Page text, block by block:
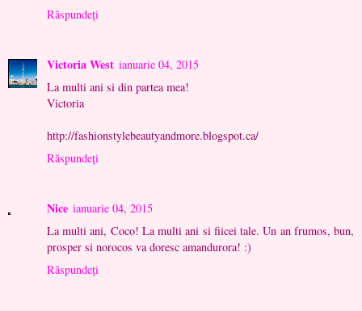
Răspundeți
Victoria West ianuarie 04, 2015
La multi ani si din partea mea!
Victoria
http://fashionstylebeautyandmore.blogspot.ca/
Răspundeți
Nice ianuarie 04, 2015
La multi ani, Coco! La multi ani si fiicei tale. Un an frumos, bun,
prosper si norocos va doresc amandurora! :)
Răspundeți